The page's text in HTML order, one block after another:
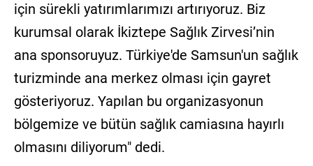
için sürekli yatırımlarımızı artırıyoruz. Biz
kurumsal olarak İkiztepe Sağlık Zirvesi’nin
ana sponsoruyuz. Türkiye'de Samsun'un sağlık
turizminde ana merkez olması için gayret
gösteriyoruz. Yapılan bu organizasyonun
bölgemize ve bütün sağlık camiasına hayırlı
olmasını diliyorum" dedi.